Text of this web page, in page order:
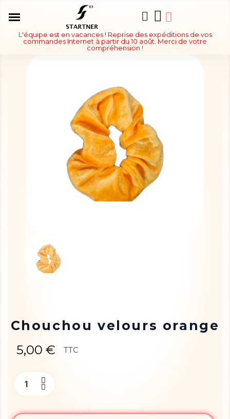
L'équipe est en vacances ! Reprise des expéditions de vos
commandes Internet à partir du 10 août. Merci de votre
compréhension !
Chouchou velours orange
5,00 € TTC